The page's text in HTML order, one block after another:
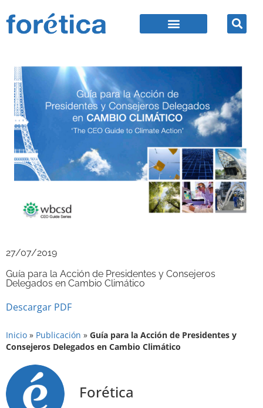
27/07/2019
Guía para la Acción de Presidentes y Consejeros
Delegados en Cambio Climático
Descargar PDF
Inicio » Publicación » Guía para la Acción de Presidentes y
Consejeros Delegados en Cambio Climático
Forética